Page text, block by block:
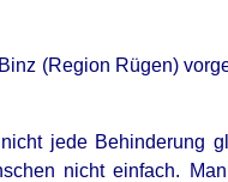
(Region Rügen)
jede Behinderung
nicht einfach.